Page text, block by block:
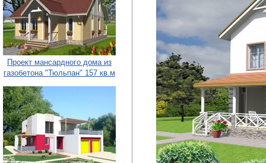
Проект мансардного дома из
газобетона "Тюльпан" 157 кв.м